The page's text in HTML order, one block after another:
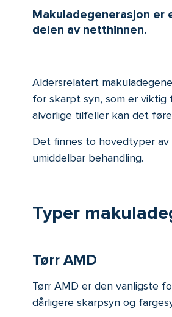
Makuladegenerasjon er
delen av netthinnen.
Aldersrelatert
for skarpt syn, som er viktig
alvorlige tilfeller kan det
Det finnes to hovedtyper av
umiddelbar behandling.
Typer
Tørr AMD
Tørr AMD er den vanligste
dårligere skarpsyn og